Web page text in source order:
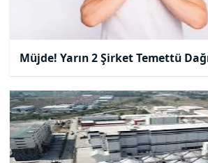
Müjde! Yarın 2 Şirket Temettü